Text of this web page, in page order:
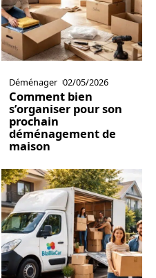
Déménager 02/05/2026
Comment bien
s’organiser pour son
prochain
déménagement de
maison